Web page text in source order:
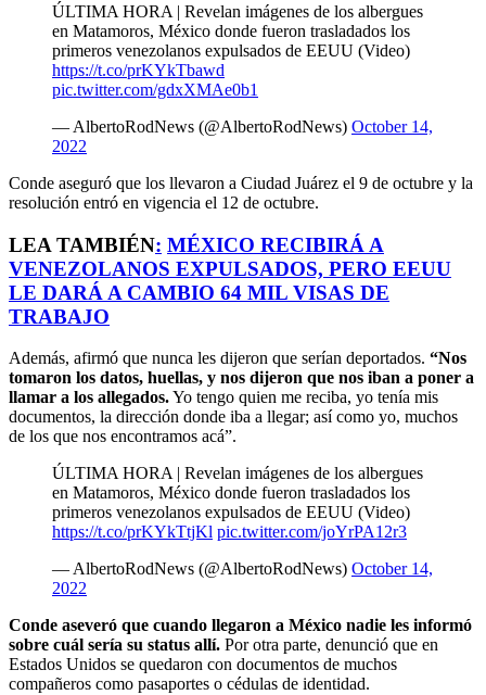
ÚLTIMA HORA | Revelan imágenes de los albergues
en Matamoros, México donde fueron trasladados los
primeros venezolanos expulsados de EEUU (Video)
https://t.co/prKYkTbawd
pic.twitter.com/gdxXMAe0b1
— AlbertoRodNews (@AlbertoRodNews) October 14,
2022
Conde aseguró que los llevaron a Ciudad Juárez el 9 de octubre y la
resolución entró en vigencia el 12 de octubre.
LEA TAMBIÉN: MÉXICO RECIBIRÁ A
VENEZOLANOS EXPULSADOS, PERO EEUU
LE DARÁ A CAMBIO 64 MIL VISAS DE
TRABAJO
Además, afirmó que nunca les dijeron que serían deportados. “Nos
tomaron los datos, huellas, y nos dijeron que nos iban a poner a
llamar a los allegados.Yo tengo quien me reciba, yo tenía mis
documentos, la dirección donde iba a llegar; así como yo, muchos
de los que nos encontramos acá”.
ÚLTIMA HORA | Revelan imágenes de los albergues
en Matamoros, México donde fueron trasladados los
primeros venezolanos expulsados de EEUU (Video)
https://t.co/prKYkTtjKl pic.twitter.com/joYrPA12r3
— AlbertoRodNews (@AlbertoRodNews) October 14,
2022
Conde aseveró que cuando llegaron a México nadie les informó
sobre cuál sería su status allí. Por otra parte, denunció que en
Estados Unidos se quedaron con documentos de muchos
compañeros como pasaportes o cédulas de identidad.